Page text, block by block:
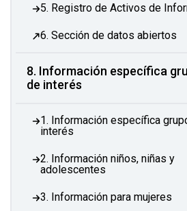
5. Registro de Activos de
6. Sección de datos abiertos
8. Información específica
de interés
1. Información específica
interés
2. Información niños, niñas y
adolescentes
3. Información para mujeres